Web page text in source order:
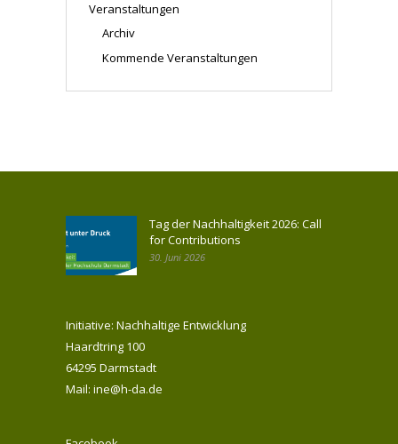
Veranstaltungen
Archiv
Kommende Veranstaltungen
Tag der Nachhaltigkeit 2026: Call
for Contributions
30. Juni 2026
Initiative: Nachhaltige Entwicklung
Haardtring 100
64295 Darmstadt
Mail: ine@h-da.de